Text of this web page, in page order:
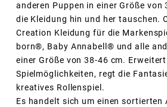
anderen Puppen in einer Größe von
die Kleidung hin und her tauschen.
Creation Kleidung für die
born®, Baby Annabell® und alle
einer Größe von 38-46 cm.
Spielmöglichkeiten, regt die
kreatives Rollenspiel.
Es handelt sich um einen sortierten